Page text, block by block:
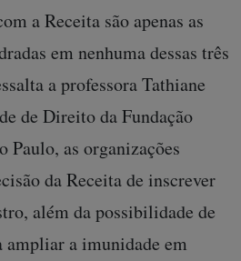
a Receita são apenas as
em nenhuma dessas três
a professora Tathiane
de Direito da Fundação
Paulo, as organizações
da Receita de inscrever
além da possibilidade de
ampliar a imunidade em